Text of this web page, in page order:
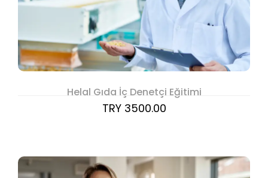
Helal Gıda İç Denetçi Eğitimi
TRY 3500.00